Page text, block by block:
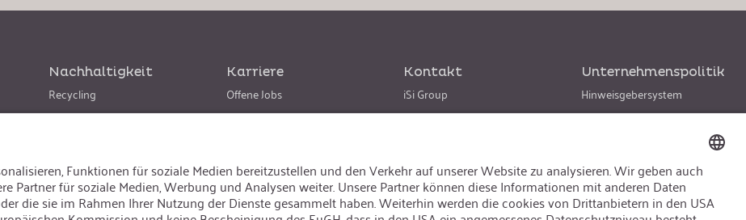
Nachhaltigkeit
Recycling
Nachhaltigkeit
Karriere
Offene Jobs
Kontakt
iSi Group
Produktkatalog
Unternehmenspolitik
Hinweisgebersystem
Code of Conduct
Sprache ändern : DeutschBesuchen Sie uns auch auf: